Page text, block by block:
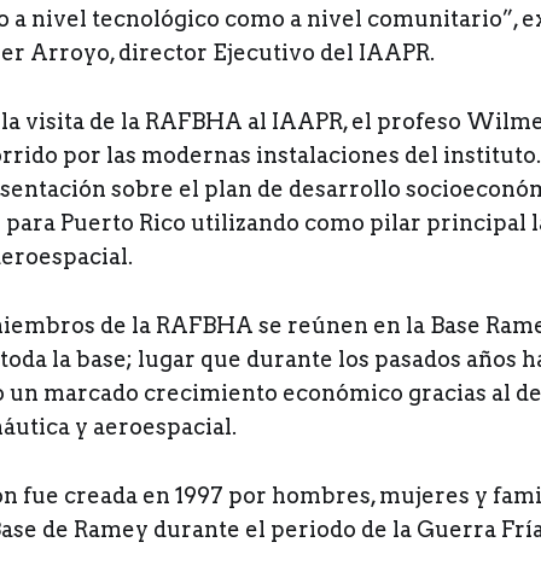
a nivel tecnológico como a nivel comunitario”,
Arroyo, director Ejecutivo del IAAPR.
visita de la RAFBHA al IAAPR, el profeso
por las modernas instalaciones del
sobre el plan de desarrollo
para Puerto Rico utilizando como pilar principal
de la RAFBHA se reúnen en la Base
la base; lugar que durante los pasados años
marcado crecimiento económico gracias al
y aeroespacial.
fue creada en 1997 por hombres, mujeres y
de Ramey durante el periodo de la Guerra